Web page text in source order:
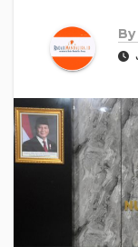
By